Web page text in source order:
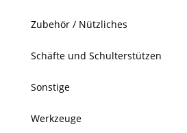
Zubehör / Nützliches
Schäfte und Schulterstützen
Sonstige
Werkzeuge